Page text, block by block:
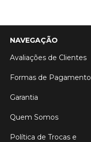
NAVEGAÇÃO
Avaliações de Clientes
Formas de Pagamento
Garantia
Quem Somos
Política de Trocas e